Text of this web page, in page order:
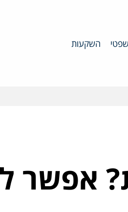
השקעות
אפשר